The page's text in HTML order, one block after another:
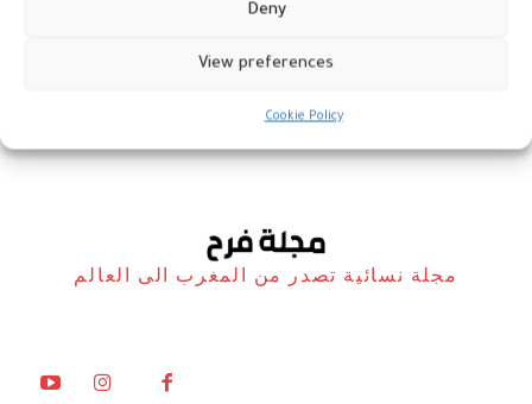
Deny
View preferences
Cookie Policy
مجلة نسائية تصدر من المغرب الى العالم